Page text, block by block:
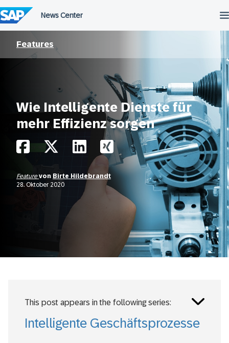
Features
Wie Intelligente Dienste für
mehr Effizienz sorgen
Featurevon Birte Hildebrandt
28. Oktober 2020
This post appears in the following series:
Intelligente Geschäftsprozesse
Toggle